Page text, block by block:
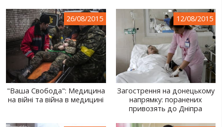
26/08/2015
"Ваша Свобода": Медицина
на війні та війна в медицині
12/08/2015
Загострення на донецькому
напрямку: поранених
привозять до Дніпра